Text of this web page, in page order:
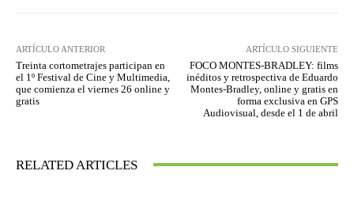
ARTÍCULO ANTERIOR
Treinta cortometrajes participan en
el 1º Festival de Cine y Multimedia,
que comienza el viernes 26 online y
gratis
ARTÍCULO SIGUIENTE
FOCO MONTES-BRADLEY: films
inéditos y retrospectiva de Eduardo
Montes-Bradley, online y gratis en
forma exclusiva en GPS
Audiovisual, desde el 1 de abril
RELATED ARTICLES